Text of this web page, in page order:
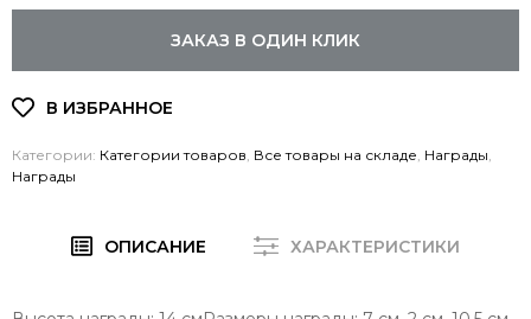
ЗАКАЗ В ОДИН КЛИК
Категории: Категории товаров Все товары на складе Награды
Награды
ОПИСАНИЕ ХАРАКТЕРИСТИКИ